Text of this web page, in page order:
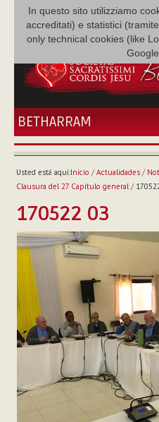
In questo sito utilizziamo
accreditati) e statistici
only technical cookies (like
BETHARRAM
INICIO
BETHARRAM
MISIÓN
NEF
MULTIMEDIA
P. AUGUSTO ETCHECOPAR
Usted está aquí:Inicio / Actualidades/
Clausura del 27 Capítulo general/
170522 03